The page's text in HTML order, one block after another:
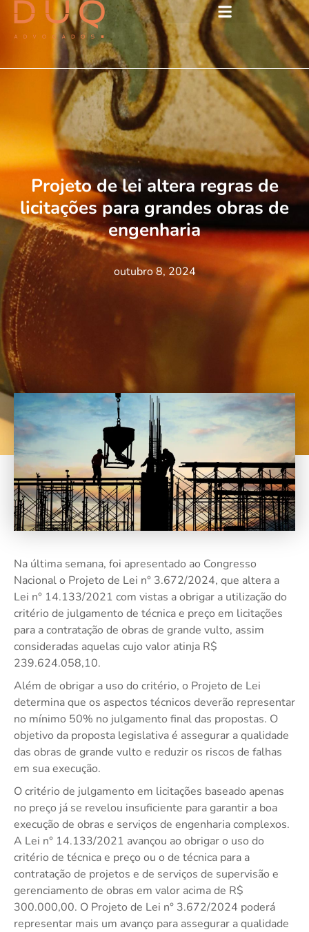
Projeto de lei altera regras de
licitações para grandes obras de
engenharia
outubro 8, 2024
Na última semana, foi apresentado ao Congresso
Nacional o Projeto de Lei n° 3.672/2024, que altera a
Lei n° 14.133/2021 com vistas a obrigar a utilização do
critério de julgamento de técnica e preço em licitações
para a contratação de obras de grande vulto, assim
consideradas aquelas cujo valor atinja R$
239.624.058,10.
Além de obrigar a uso do critério, o Projeto de Lei
determina que os aspectos técnicos deverão representar
no mínimo 50% no julgamento final das propostas. O
objetivo da proposta legislativa é assegurar a qualidade
das obras de grande vulto e reduzir os riscos de falhas
em sua execução.
O critério de julgamento em licitações baseado apenas
no preço já se revelou insuficiente para garantir a boa
execução de obras e serviços de engenharia complexos.
A Lei n° 14.133/2021 avançou ao obrigar o uso do
critério de técnica e preço ou o de técnica para a
contratação de projetos e de serviços de supervisão e
gerenciamento de obras em valor acima de R$
300.000,00. O Projeto de Lei n° 3.672/2024 poderá
representar mais um avanço para assegurar a qualidade